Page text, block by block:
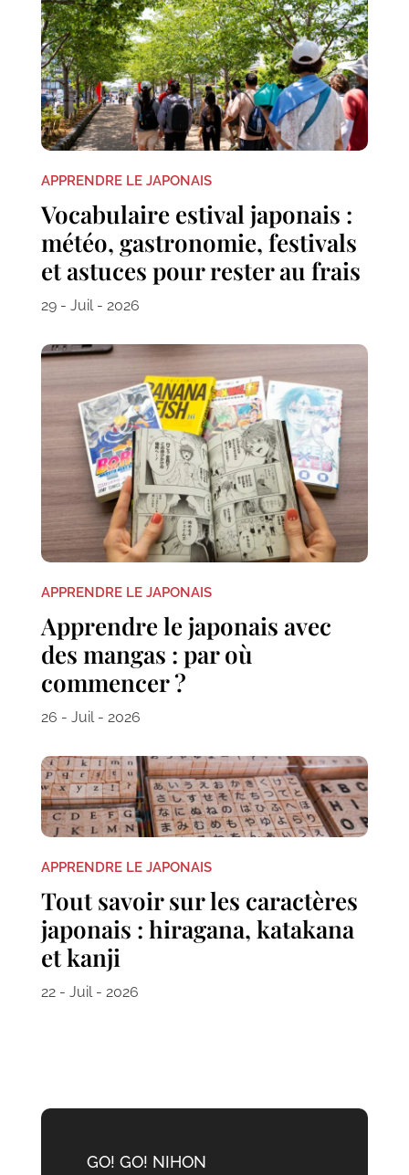
APPRENDRE LE JAPONAIS
Vocabulaire estival japonais :
météo, gastronomie, festivals
et astuces pour rester au frais
29 - Juil - 2026
APPRENDRE LE JAPONAIS
Apprendre le japonais avec
des mangas : par où
commencer ?
26 - Juil - 2026
APPRENDRE LE JAPONAIS
Tout savoir sur les caractères
japonais : hiragana, katakana
et kanji
22 - Juil - 2026
GO! GO! NIHON